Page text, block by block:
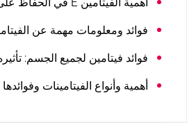
فوائد ومعلومات مهمة عن
فوائد فيتامين لجميع الجسم:
أهمية وأنواع الفيتامينات